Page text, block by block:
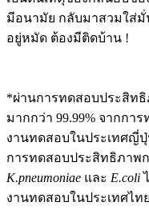
มีอนามัย กลับมาสวมใส่มั่
อยู่หมัด ต้องมีติดบ้าน !
*ผ่านการทดสอบประสิท
มากกว่า 99.99% จากก
งานทดสอบในประเทศญี่ปุ่
การทดสอบประสิทธิภาพก
K.pneumoniae และ E.coli
งานทดสอบในประเทศไท